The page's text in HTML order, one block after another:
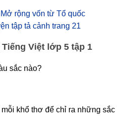
rộng vốn từ Tổ quốc
tập tả cảnh trang 21
Việt lớp 5 tập 1
sắc nào?
khổ thơ để chỉ ra những